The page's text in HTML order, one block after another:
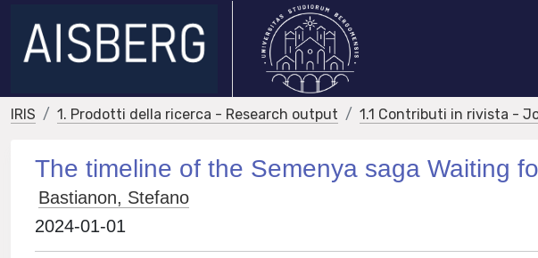
IRIS 1. Prodotti della ricerca - Research output 1.1 Contributi in rivista -
The timeline of the Semenya saga Waiting
Bastianon, Stefano
2024-01-01